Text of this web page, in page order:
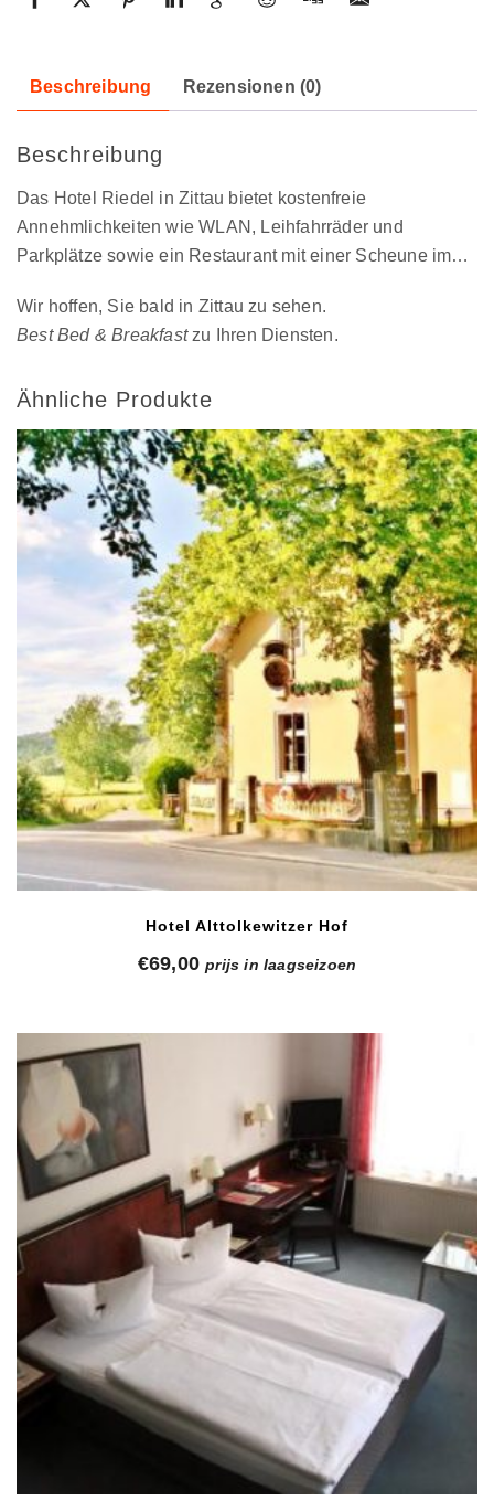
Beschreibung Rezensionen (0)
Beschreibung
Das Hotel Riedel in Zittau bietet kostenfreie
Annehmlichkeiten wie WLAN, Leihfahrräder und
Parkplätze sowie ein Restaurant mit einer Scheune im…
Wir hoffen, Sie bald in Zittau zu sehen.
Best Bed & Breakfastzu Ihren Diensten.
Ähnliche Produkte
Hotel Alttolkewitzer Hof
€69,00 prijs in laagseizoen